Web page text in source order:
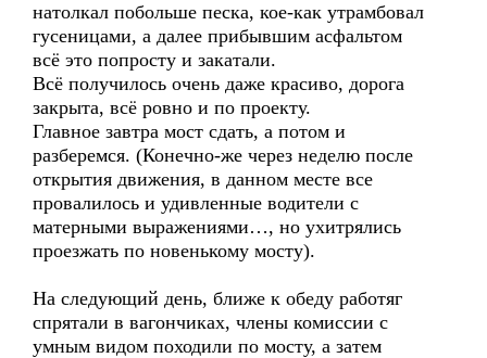
натолкал побольше песка, кое-как утрамбовал
гусеницами, а далее прибывшим асфальтом
всё это попросту и закатали.
Всё получилось очень даже красиво, дорога
закрыта, всё ровно и по проекту.
Главное завтра мост сдать, а потом и
разберемся. (Конечно-же через неделю после
открытия движения, в данном месте все
провалилось и удивленные водители с
матерными выражениями…, но ухитрялись
проезжать по новенькому мосту).
На следующий день, ближе к обеду работяг
спрятали в вагончиках, члены комиссии с
умным видом походили по мосту, а затем